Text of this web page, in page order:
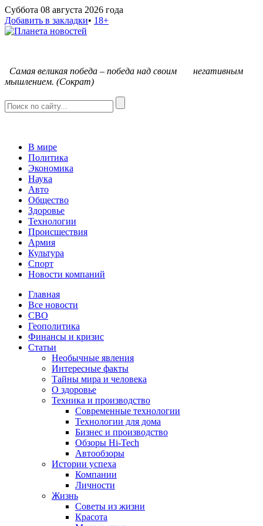
Суббота 08 августа 2026 года
Добавить в закладки• 18+
Самая великая победа – победа над своим негативным
мышлением. (Сократ)
В мире
Политика
Экономика
Наука
Авто
Общество
Здоровье
Технологии
Происшествия
Армия
Культура
Спорт
Новости компаний
Главная
Все новости
СВО
Геополитика
Финансы и кризис
Статьи
Необычные явления
Интересные факты
Тайны мира и человека
О здоровье
Техника и производство
Современные технологии
Технологии для дома
Бизнес и производство
Обзоры Hi-Tech
Автообзоры
Истории успеха
Компании
Личности
Жизнь
Советы из жизни
Красота